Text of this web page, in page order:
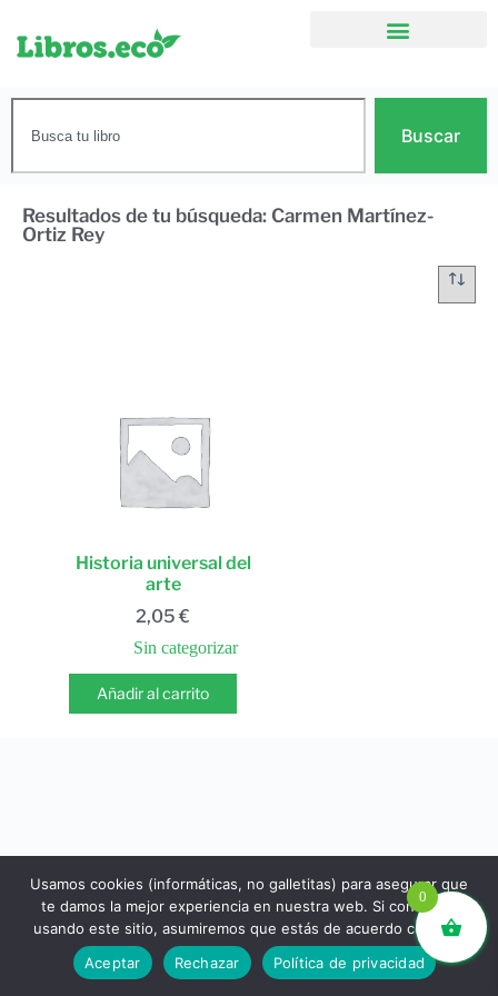
Buscar
Resultados de tu búsqueda: Carmen Martínez-
Ortiz Rey
Historia universal del
arte
2,05€
Sin categorizar
Añadir al carrito
libros.eco © - Desde Barcelona para el mundo 💚 |
Devoluciones y reembolsos|Política de Privacidad
0
Usamos cookies (informáticas, no galletitas) para asegurar que
te damos la mejor experiencia en nuestra web. Si continúas
usando este sitio, asumiremos que estás de acuerdo con ello.
Aceptar
Rechazar Política de privacidad